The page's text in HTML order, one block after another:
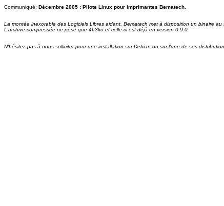
Communiqué: Décembre 2005 : Pilote Linux pour imprimantes Bematech.
La montée inexorable des Logiciels Libres aidant, Bematech met à disposition un binaire au
L'archive compressée ne pèse que 463ko et celle-ci est déjà en version 0.9.0.
N'hésitez pas à nous solliciter pour une installation sur Debian ou sur l'une de ses